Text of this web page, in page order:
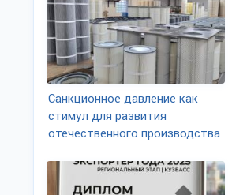
Санкционное давление как
стимул для развития
отечественного производства